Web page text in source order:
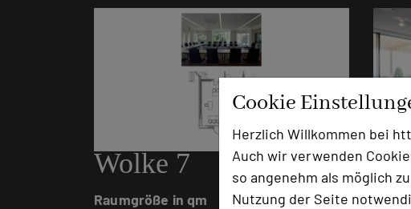
Cookie
Herzlich Willkommen bei
Auch wir verwenden
so angenehm als möglich
Nutzung der Seite
Wolke 7
Raumgröße in qm
70m²